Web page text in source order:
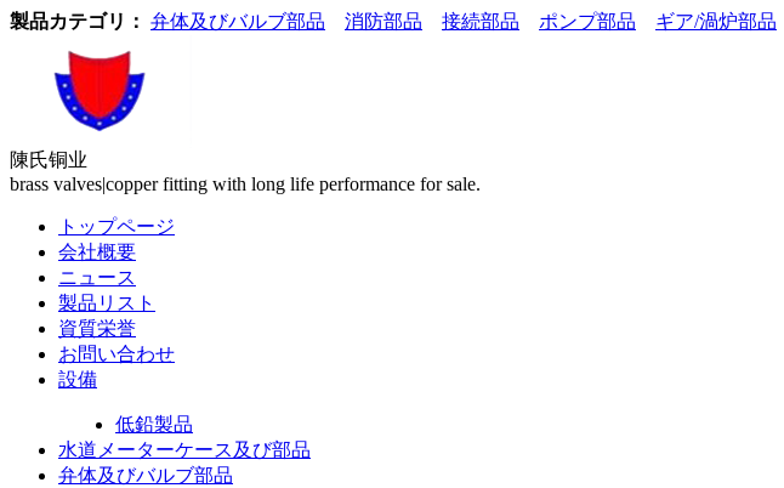
製品カテゴリ： 弁体及びバルブ部品 消防部品 接続部品 ポンプ部品 ギア/渦炉部品
陳氏铜业
brass valves|copper fitting with long life performance for sale.
トップページ
会社概要
ニュース
製品リスト
資質栄誉
お問い合わせ
設備
製品カテゴリ
低鉛製品
水道メーターケース及び部品
弁体及びバルブ部品